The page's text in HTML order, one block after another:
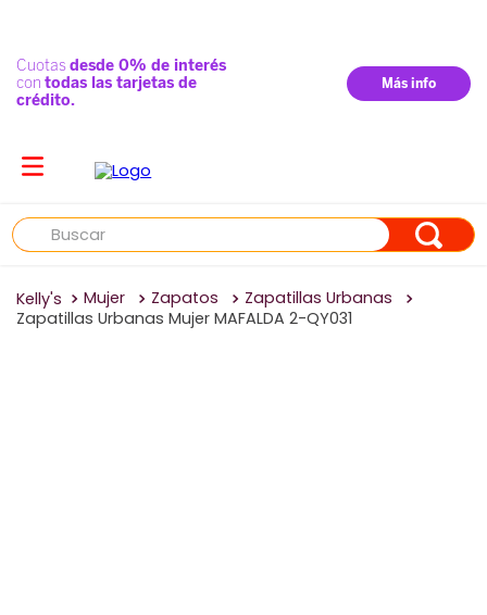
Buscar
Mujer Zapatos
Zapatillas Urbanas
Zapatillas Urbanas Mujer MAFALDA 2-QY031